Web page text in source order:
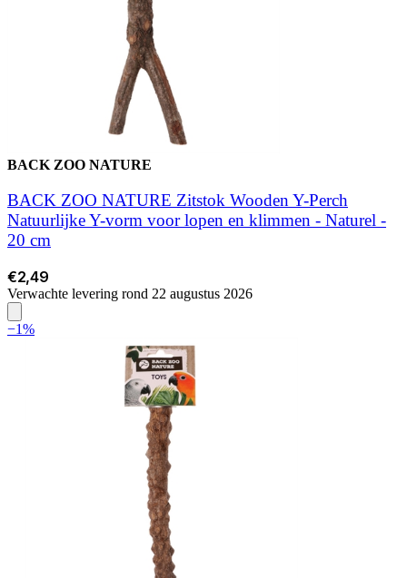
BACK ZOO NATURE
BACK ZOO NATURE Zitstok Wooden Y-Perch
Natuurlijke Y-vorm voor lopen en klimmen - Naturel -
20 cm
€2,49
Verwachte levering rond 22 augustus 2026
−1%